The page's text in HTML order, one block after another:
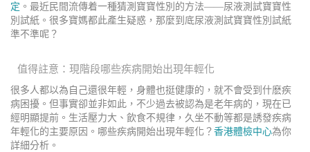
定 。最近民間流傳着一種猜測寶寶性別的方法——尿液測試寶寶性
別試紙。很多寶媽都此產生疑惑，那麼到底尿液測試寶寶性別試紙
準不準呢？
值得註意：現階段哪些疾病開始出現年輕化
很多人都以為自己還很年輕，身體也挺健康的，就不會受到什麽疾
病困擾。但事實卻並非如此，不少過去被認為是老年病的，現在已
經明顯提前。生活壓力大、飲食不規律，久坐不動等都是誘發疾病
年輕化的主要原因。哪些疾病開始出現年輕化？ 香港體檢中心為你
詳細分析。